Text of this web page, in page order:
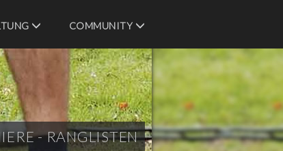
COMMUNITY
- RANGLISTEN